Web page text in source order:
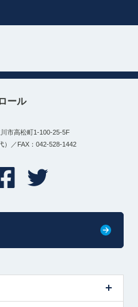
ール
市高松町1-100-25-5F
）／FAX：042-528-1442